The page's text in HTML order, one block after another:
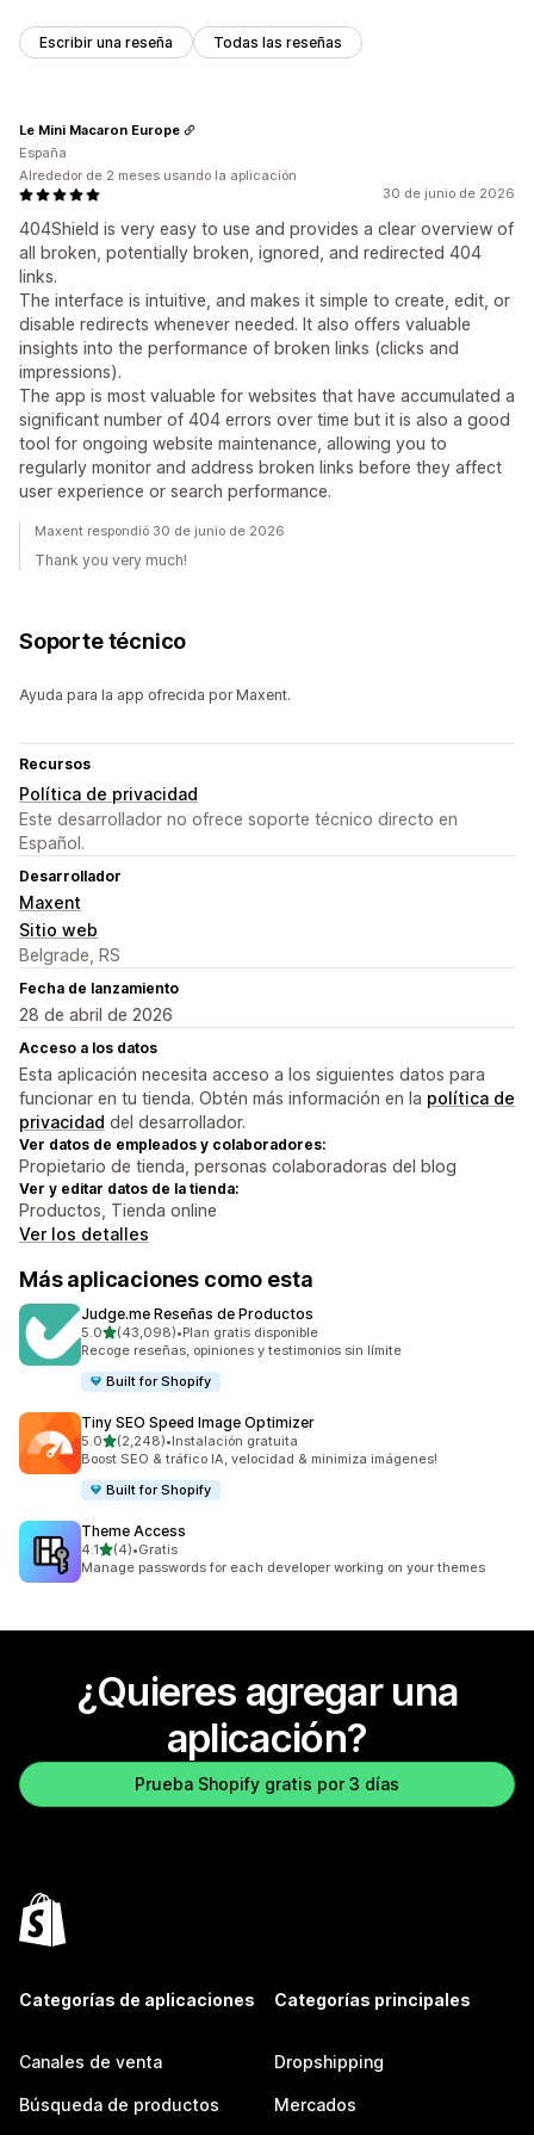
Escribir una reseña Todas las reseñas
30 de junio de 2026
404Shield is very easy to use and provides a clear overview of
all broken, potentially broken, ignored, and redirected 404
links.
The interface is intuitive, and makes it simple to create, edit, or
disable redirects whenever needed. It also offers valuable
insights into the performance of broken links (clicks and
impressions).
The app is most valuable for websites that have accumulated a
significant number of 404 errors over time but it is also a good
tool for ongoing website maintenance, allowing you to
regularly monitor and address broken links before they affect
user experience or search performance.
Le Mini Macaron Europe
España
Alrededor de 2 meses usando la aplicación
Maxent respondió 30 de junio de 2026
Thank you very much!
Soporte técnico
Ayuda para la app ofrecida por Maxent.
Recursos
Política de privacidad
Este desarrollador no ofrece soporte técnico directo en
Español.
Desarrollador
Maxent
Sitio web
Belgrade, RS
Fecha de lanzamiento
28 de abril de 2026
Acceso a los datos
Esta aplicación necesita acceso a los siguientes datos para
funcionar en tu tienda. Obtén más información en la política de
privacidad del desarrollador.
Ver datos de empleados y colaboradores:
Propietario de tienda, personas colaboradoras del blog
Ver y editar datos de la tienda:
Productos, Tienda online
Ver los detalles
Más aplicaciones como esta
Judge.me Reseñas de Productos
5.0de 5 estrellas
(43,098)
43098 reseñas en total
•Plan gratis disponible
Recoge reseñas, opiniones y testimonios sin límite
Built for Shopify
Tiny SEO Speed Image Optimizer
5.0de 5 estrellas
(2,248)
2248 reseñas en total
•Instalación gratuita
Boost SEO & tráfico IA, velocidad & minimiza imágenes!
Built for Shopify
Theme Access
4.1de 5 estrellas
(4)
4 reseñas en total
•Gratis
Manage passwords for each developer working on your themes
¿Quieres agregar una
aplicación?
Prueba Shopify gratis por 3 días
Categorías de aplicaciones
Canales de venta
Búsqueda de productos
Categorías principales
Dropshipping
Mercados